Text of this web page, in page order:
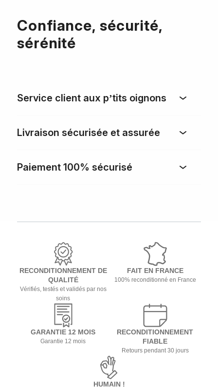
Confiance, sécurité,
sérénité
Service client aux p’tits oignons
Livraison sécurisée et assurée
Paiement 100% sécurisé
RECONDITIONNEMENT DE
QUALITÉ
Vérifiés, testés et validés par nos
soins
FAIT EN FRANCE
100% reconditionné en France
GARANTIE 12 MOIS
Garantie 12 mois
RECONDITIONNEMENT
FIABLE
Retours pendant 30 jours
HUMAIN !